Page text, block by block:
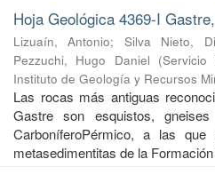
Hoja Geológica 4369-I
Lizuaín, Antonio; Silva Nieto,
Pezzuchi, Hugo Daniel (Servicio
Instituto de Geología y Recursos
Las rocas más antiguas
Gastre son esquistos,
CarboníferoPérmico, a las
metasedimentitas de la